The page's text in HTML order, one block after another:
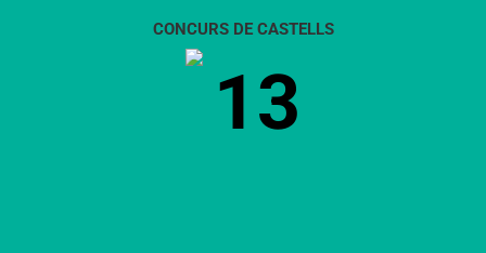
CONCURS DE CASTELLS
13